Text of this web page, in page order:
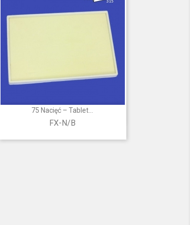
75 Nacięć – Tablet...
FX-N/B
 Szybki podgląd